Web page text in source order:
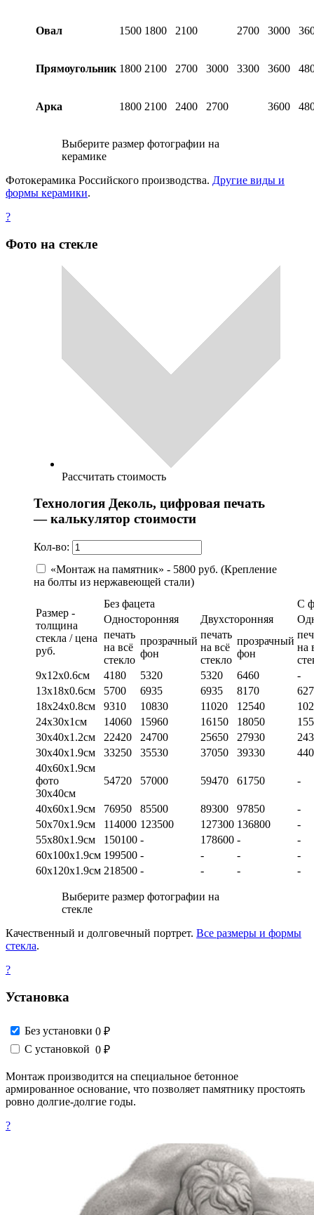
Овал 1500 1800 2100 2700 3000
Прямоугольник 1800 2100 2700 3000 3300 3600
Арка 1800 2100 2400 2700 3600
Выберите размер фотографии на
керамике
Фотокерамика Российского производства. Другие виды и
формы керамики.
?
Фото на стекле
Рассчитать стоимость
Технология Деколь, цифровая печать
— калькулятор стоимости
Кол-во:
«Монтаж на памятник» - 5800 руб. (Крепление
на болты из нержавеющей стали)
Размер -
толщина
стекла / цена
руб.
Без фацета
С
Односторонняя
Двухсторонняя
печать
на всё
стекло
прозрачный
фон
печать
на всё
стекло
прозрачный
фон
на
9х12х0.6см
4180 5320 5320 6460
-
13х18х0.6см
5700 6935 6935 8170
18х24х0.8см
9310 10830 11020 12540
24х30х1см
14060 15960 16150 18050
30х40х1.2см
22420 24700 25650 27930
30х40х1.9см
33250 35530 37050 39330
40х60х1.9см
фото
30х40см
54720 57000 59470 61750 -
40х60х1.9см 76950 85500 89300 97850
-
50х70х1.9см
114000 123500 127300 136800
-
55х80х1.9см
150100 - 178600 -
-
60х100х1.9см 199500 - - -
-
60х120х1.9см 218500 - - - -
Выберите размер фотографии на
стекле
Качественный и долговечный портрет. Все размеры и формы
стекла.
?
Установка
Без установки 0 ₽
С установкой 0 ₽
Монтаж производится на специальное бетонное
армированное основание, что позволяет памятнику простоять
ровно долгие-долгие годы.
?